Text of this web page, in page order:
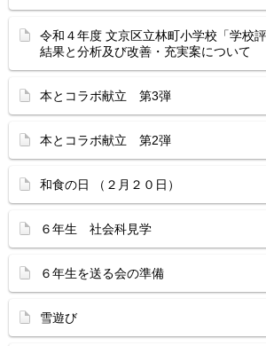
令和４年度 文京区立林町小学校「学校評
結果と分析及び改善・充実案について
本とコラボ献立 第3弾
本とコラボ献立 第2弾
和食の日 （２月２０日）
６年生 社会科見学
６年生を送る会の準備
雪遊び